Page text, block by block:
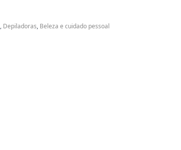
, Depiladoras, Beleza e cuidado pessoal